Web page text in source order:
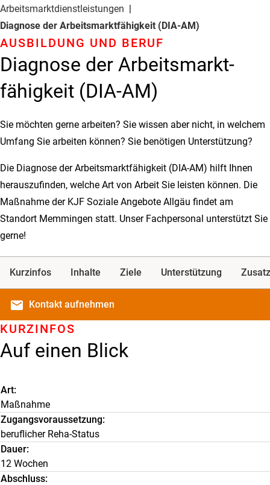
Arbeitsmarkt­dienstleistungen
Diagnose der Arbeitsmarkt­­fähigkeit (DIA-AM)
Diagnose der Arbeitsmarkt­­
fähigkeit (DIA-AM)
AUSBILDUNG UND BERUF
Sie möchten gerne arbeiten? Sie wissen aber nicht, in welchem
Umfang Sie arbeiten können? Sie benötigen Unterstützung?
Die Diagnose der Arbeitsmarktfähigkeit (DIA-AM) hilft Ihnen
herauszufinden, welche Art von Arbeit Sie leisten können. Die
Maßnahme der KJF Soziale Angebote Allgäu findet am
Standort Memmingen statt. Unser Fachpersonal unterstützt Sie
gerne!
Kurzinfos Inhalte Ziele Unterstützung
email Kontakt aufnehmen
Auf einen Blick
KURZINFOS
Art
Maßnahme
Zugangsvoraussetzung
beruflicher Reha-Status
Dauer
12 Wochen
Abschluss